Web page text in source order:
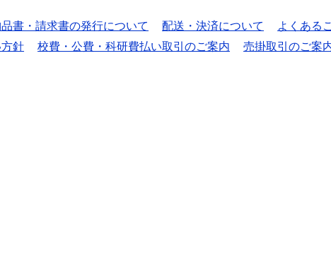
書・請求書の発行について 配送・決済について
よくある
針 校費・公費・科研費払い取引のご案内 売掛取引のご案